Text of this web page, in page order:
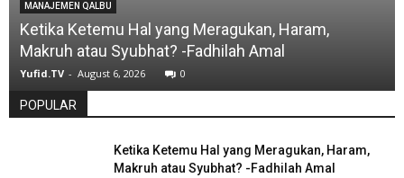
MANAJEMEN QALBU
Ketika Ketemu Hal yang Meragukan, Haram,
Makruh atau Syubhat? -Fadhilah Amal
Yufid.TV - August 6, 2026 0
POPULAR
Ketika Ketemu Hal yang Meragukan, Haram,
Makruh atau Syubhat? -Fadhilah Amal